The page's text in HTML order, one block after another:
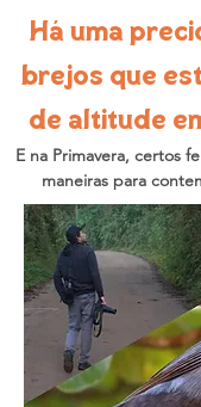
Há uma
brejos que
de altitude
E na Primavera, certos
maneiras para